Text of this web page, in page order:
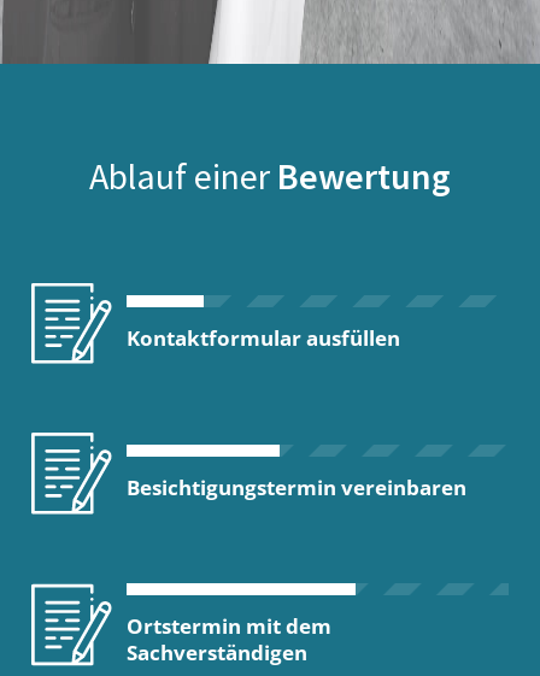
Ablauf einer Bewertung
Kontaktformular ausfüllen
Besichtigungstermin vereinbaren
Ortstermin mit dem
Sachverständigen